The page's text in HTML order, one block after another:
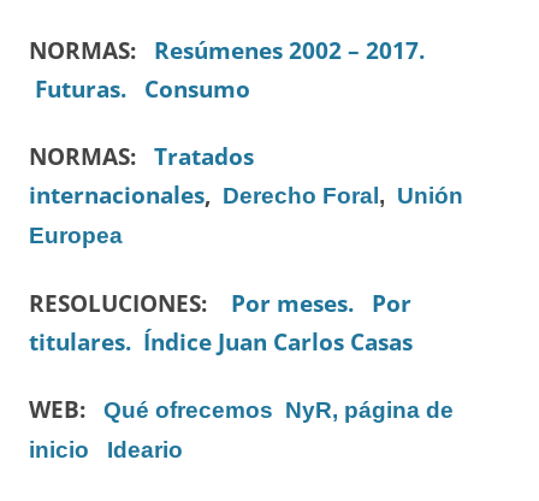
NORMAS: Resúmenes 2002 – 2017.
Futuras.
Consumo
NORMAS: Tratados
internacionales, Derecho Foral , Unión
Europea
RESOLUCIONES: Por meses.
Por
titulares. Índice Juan Carlos Casas
WEB: Qué ofrecemos NyR, página de
inicio
Ideario